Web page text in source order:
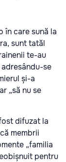
în care sună la
sunt tatăl
te-au
se
și-a
„să nu se
difuzat la
membrii
„familia
pentru